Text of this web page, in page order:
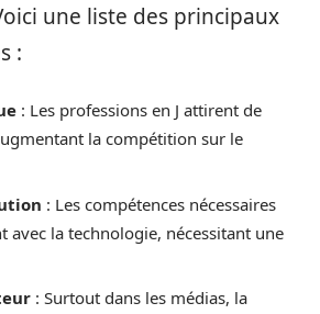
une liste des principaux
:
: Les professions en J attirent de
la compétition sur le
: Les compétences nécessaires
avec la technologie, nécessitant une
: Surtout dans les médias, la